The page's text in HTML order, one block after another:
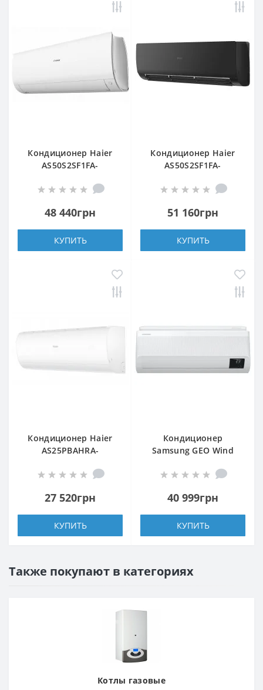
Кондиционер Haier
AS50S2SF1FA-
48 440грн
КУПИТЬ
Кондиционер Haier
AS50S2SF1FA-
51 160грн
КУПИТЬ
Кондиционер Haier
AS25PBAHRA-
27 520грн
КУПИТЬ
Кондиционер
Samsung GEO Wind
AR12AXAAAWKNER
40 999грн
КУПИТЬ
Также покупают в категориях
Котлы газовые